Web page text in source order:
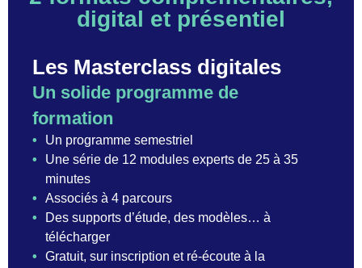
digital et présentiel
Les Masterclass digitales
Un solide programme de
formation
•
Un programme semestriel
•
Une série de 12 modules experts de 25 à 35
minutes
•
Associés à 4 parcours
•
Des supports d’étude, des modèles… à
télécharger
•
Gratuit, sur inscription et ré-écoute à la